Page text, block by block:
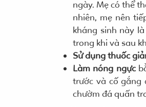
ngày. Mẹ có thể
nhiên, mẹ nên
kháng sinh này
trong khi và sau
Sử dụng thuốc
Làm nóng ngực
trước và cố gắng
chườm đá quấn